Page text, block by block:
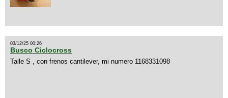
03/12/25 00:26
Busco Ciclocross
Talle S , con frenos cantilever, mi numero 1168331098